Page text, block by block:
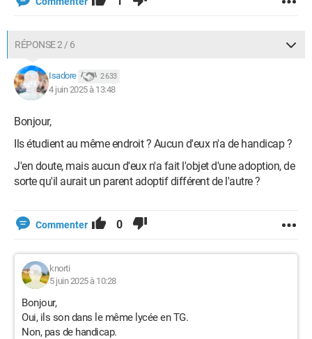
RÉPONSE 2 / 6
Isadore 2 633
4 juin 2025 à 13:48
Bonjour,
Ils étudient au même endroit ? Aucun d'eux n'a de handicap ?
J'en doute, mais aucun d'eux n'a fait l'objet d'une adoption, de
sorte qu'il aurait un parent adoptif différent de l'autre ?
Commenter 0
knorti
5 juin 2025 à 10:28
Bonjour,
Oui, ils son dans le même lycée en TG.
Non, pas de handicap.